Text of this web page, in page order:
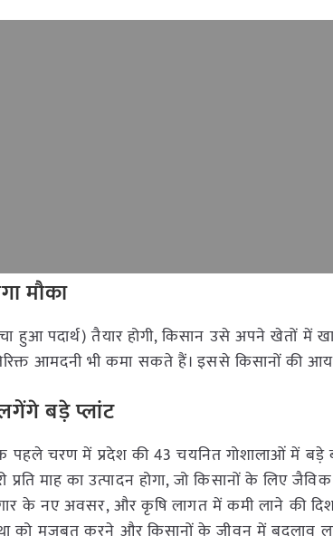
मौका
हुआ पदार्थ) तैयार होगी, किसान उसे अपने
आमदनी भी कमा सकते हैं। इससे किसानों की
बड़े प्लांट
पहले चरण में प्रदेश की 43 चयनित गोशालाओं में बड़े
माह का उत्पादन होगा, जो किसानों के लिए
के नए अवसर, और कृषि लागत में कमी लाने की